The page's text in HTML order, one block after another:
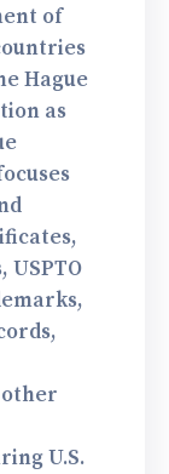
of
Hague
as
USPTO
U.S.